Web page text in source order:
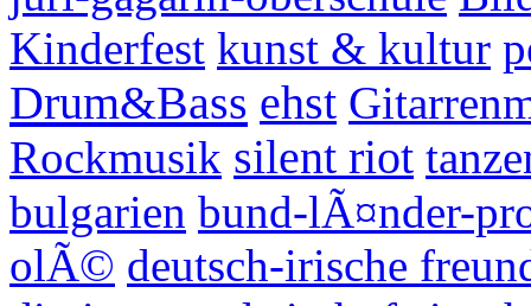
Kinderfest kunst & kultur
Drum&Bass ehst
Rockmusik silent riot
bulgarien bund-lÃ¤nder-
olÃ© deutsch-irische